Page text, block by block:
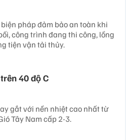
pháp đảm bảo an toàn khi
công trình đang thi công, lồng
tiện vận tải thủy.
40 độ C
gắt với nền nhiệt cao nhất từ
Tây Nam cấp 2-3.